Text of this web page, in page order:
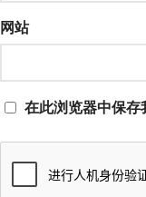
网站
在此浏览器中保存